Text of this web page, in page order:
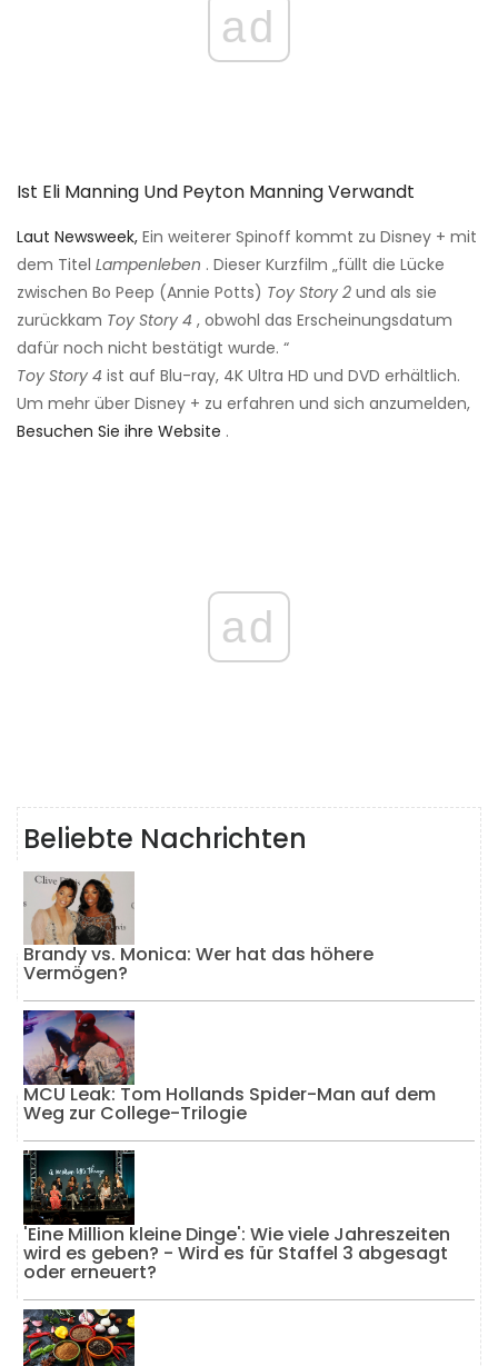
ad
Ist Eli Manning Und Peyton Manning Verwandt
Laut Newsweek, Ein weiterer Spinoff kommt zu Disney + mit
dem Titel Lampenleben . Dieser Kurzfilm „füllt die Lücke
zwischen Bo Peep (Annie Potts) Toy Story 2 und als sie
zurückkam Toy Story 4 , obwohl das Erscheinungsdatum
dafür noch nicht bestätigt wurde. “
Toy Story 4 ist auf Blu-ray, 4K Ultra HD und DVD erhältlich.
Um mehr über Disney + zu erfahren und sich anzumelden,
Besuchen Sie ihre Website .
ad
Beliebte Nachrichten
Brandy vs. Monica: Wer hat das höhere
Vermögen?
MCU Leak: Tom Hollands Spider-Man auf dem
Weg zur College-Trilogie
'Eine Million kleine Dinge': Wie viele Jahreszeiten
wird es geben? - Wird es für Staffel 3 abgesagt
oder erneuert?